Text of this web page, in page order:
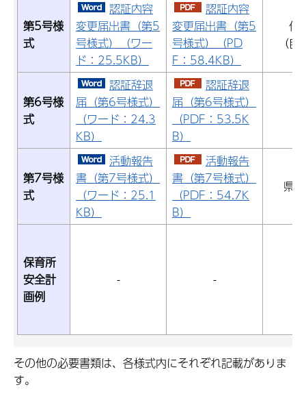
第5号様
式
認証内容
変更届出書（第5
号様式）（ワー
ド：25.5KB）
認証内容
変更届出書（第5
号様式）（PD
F：58.4KB）
作
（
第6号様
式
認証辞退
届（第6号様式）
（ワード：24.3
KB）
認証辞退
届（第6号様式）
（PDF：53.5K
B）
第7号様
式
活動報告
書（第7号様式）
（ワード：25.1
KB）
活動報告
書（第7号様式）
（PDF：54.7K
B）
県
保育所
安全計
画例
- -
その他の必要書類は、各様式内にそれぞれ記載がありま
す。